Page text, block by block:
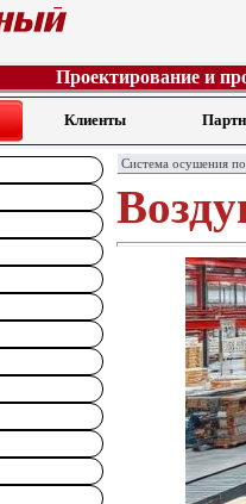
Проектирование и
Клиенты
Система осушения